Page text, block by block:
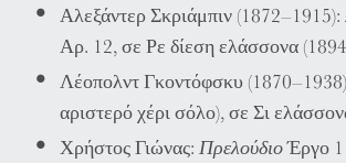
Αλεξάντερ Σκριάμπιν (1872–1915):
Αρ. 12, σε Ρε δίεση ελάσσονα
Λέοπολντ Γκοντόφσκυ
αριστερό χέρι σόλο), σε Σι
Χρήστος Γιώνας:ΠρελούδιοΈργο